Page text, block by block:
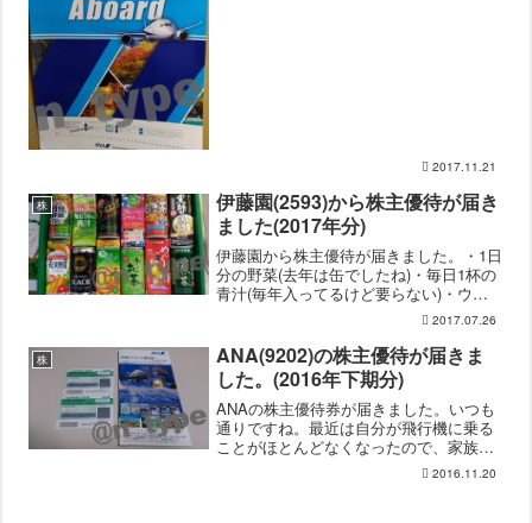
2017.11.21
株
伊藤園(2593)から株主優待が届き
ました(2017年分)
伊藤園から株主優待が届きました。・1日
分の野菜(去年は缶でしたね)・毎日1杯の
青汁(毎年入ってるけど要らない)・ウー
ロン茶(変更なし)・ブルーベリー＆アサ
イーMIX(変更なし)・麦茶(変更なし)・黒
酢で活性(毎年入ってるけど要らない)・
充実...
2017.07.26
株
ANA(9202)の株主優待が届きま
した。(2016年下期分)
ANAの株主優待券が届きました。いつも
通りですね。最近は自分が飛行機に乗る
ことがほとんどなくなったので、家族が
使わなければ金券ショップ行きと言う感
じです。ANAの株価もだいぶいい感じに
2016.11.20